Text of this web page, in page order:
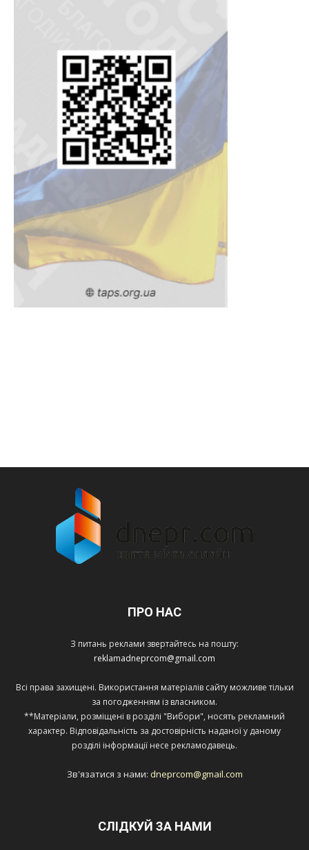
ПРО НАС
З питань реклами звертайтесь на пошту:
reklamadneprcom@gmail.com
Всі права захищені. Використання матеріалів сайту можливе тільки
за погодженням із власником.
**Матеріали, розміщені в розділі "Вибори", носять рекламний
характер. Відповідальність за достовірність наданої у даному
розділі інформації несе рекламодавець.
Зв'язатися з нами: dneprcom@gmail.com
СЛІДКУЙ ЗА НАМИ